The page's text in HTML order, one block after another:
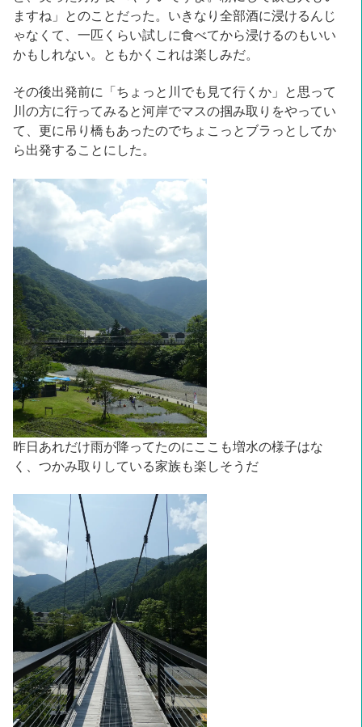
ますね」とのことだった。いきなり全部酒に浸けるんじ
ゃなくて、一匹くらい試しに食べてから浸けるのもいい
かもしれない。ともかくこれは楽しみだ。
その後出発前に「ちょっと川でも見て行くか」と思って
川の方に行ってみると河岸でマスの掴み取りをやってい
て、更に吊り橋もあったのでちょこっとブラっとしてか
ら出発することにした。
昨日あれだけ雨が降ってたのにここも増水の様子はな
く、つかみ取りしている家族も楽しそうだ